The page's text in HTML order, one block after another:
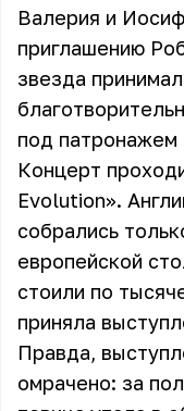
Валерия и
приглашению
звезда
под
Концерт
Evolution».
собрались
европейской
стоили по
приняла
Правда,
омрачено: за